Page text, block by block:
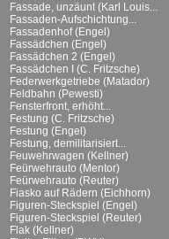
Fassade, unzäunt (Karl Louis...
Fassaden-Aufschichtung...
Fassadenhof (Engel)
Fassädchen (Engel)
Fassädchen 2 (Engel)
Fassädchen I (C. Fritzsche)
Federwerkgetriebe (Matador)
Feldbahn (Pewesti)
Fensterfront, erhöht...
Festung (C. Fritzsche)
Festung (Engel)
Festung, demilitarisiert...
Feuwehrwagen (Kellner)
Feürwehrauto (Mentor)
Feürwehrauto (Reuter)
Fiasko auf Rädern (Eichhorn)
Figuren-Steckspiel (Engel)
Figuren-Steckspiel (Reuter)
Flak (Kellner)